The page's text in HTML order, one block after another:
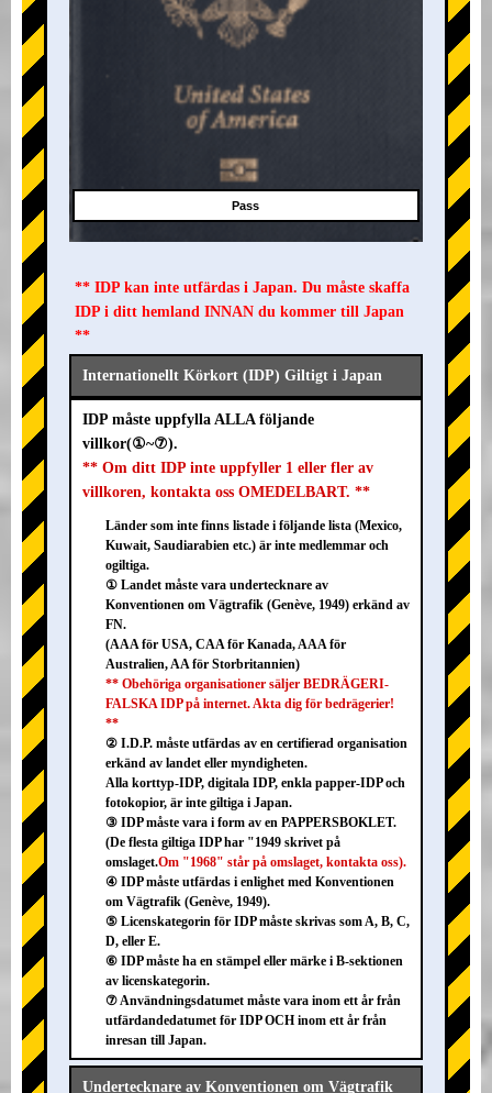
Pass
** IDP kan inte utfärdas i Japan. Du måste skaffa
IDP i ditt hemland INNAN du kommer till Japan
**
Internationellt Körkort (IDP) Giltigt i Japan
IDP måste uppfylla ALLA följande
villkor(①~⑦).
** Om ditt IDP inte uppfyller 1 eller fler av
villkoren, kontakta oss OMEDELBART. **
Länder som inte finns listade i följande lista (Mexico,
Kuwait, Saudiarabien etc.) är inte medlemmar och
ogiltiga.
① Landet måste vara undertecknare av
Konventionen om Vägtrafik (Genève, 1949) erkänd av
FN.
(AAA för USA, CAA för Kanada, AAA för
Australien, AA för Storbritannien)
** Obehöriga organisationer säljer BEDRÄGERI-
FALSKA IDP på internet. Akta dig för bedrägerier!
**
② I.D.P. måste utfärdas av en certifierad organisation
erkänd av landet eller myndigheten.
Alla korttyp-IDP, digitala IDP, enkla papper-IDP och
fotokopior, är inte giltiga i Japan.
③ IDP måste vara i form av en PAPPERSBOKLET.
(De flesta giltiga IDP har "1949 skrivet på
omslaget.Om "1968" står på omslaget, kontakta oss).
④ IDP måste utfärdas i enlighet med Konventionen
om Vägtrafik (Genève, 1949).
⑤ Licenskategorin för IDP måste skrivas som A, B, C,
D, eller E.
⑥ IDP måste ha en stämpel eller märke i B-sektionen
av licenskategorin.
⑦ Användningsdatumet måste vara inom ett år från
utfärdandedatumet för IDP OCH inom ett år från
inresan till Japan.
Undertecknare av Konventionen om Vägtrafik